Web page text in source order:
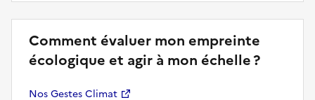
Comment évaluer mon empreinte
écologique et agir à mon échelle ?
Nos Gestes Climat